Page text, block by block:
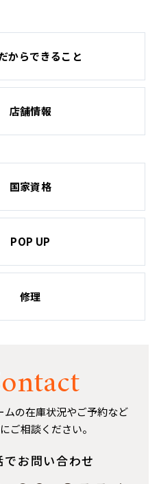
からできること
店舗情報
国家資格
POP UP
修理
ムの在庫状況やご予約など
ご相談ください。
でお問い合わせ